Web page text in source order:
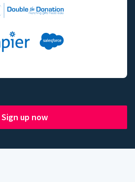
Sign up now